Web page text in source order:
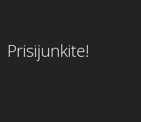
Prisijunkite!